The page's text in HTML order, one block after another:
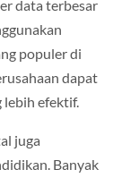
data terbesar
populer di
dapat
lebih efektif.
juga
Banyak